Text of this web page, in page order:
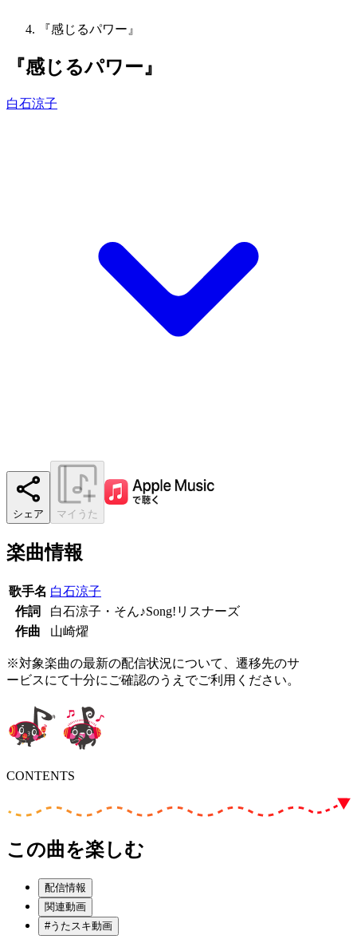
『感じるパワー』
『感じるパワー』
白石涼子
シェア マイうた
楽曲情報
歌手名 白石涼子
作詞
白石涼子・そん♪Song!リスナーズ
作曲
山崎燿
※対象楽曲の最新の配信状況について、遷移先のサ
ービスにて十分にご確認のうえでご利用ください。
CONTENTS
この曲を楽しむ
配信情報
関連動画
#うたスキ動画